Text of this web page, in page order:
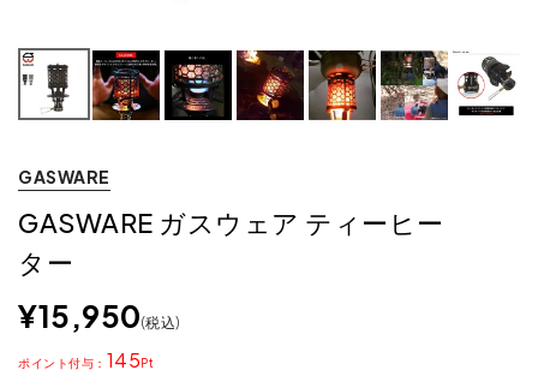
GASWARE
GASWARE ガスウェア ティーヒー
ター
¥15,950 税込
145
ポイント